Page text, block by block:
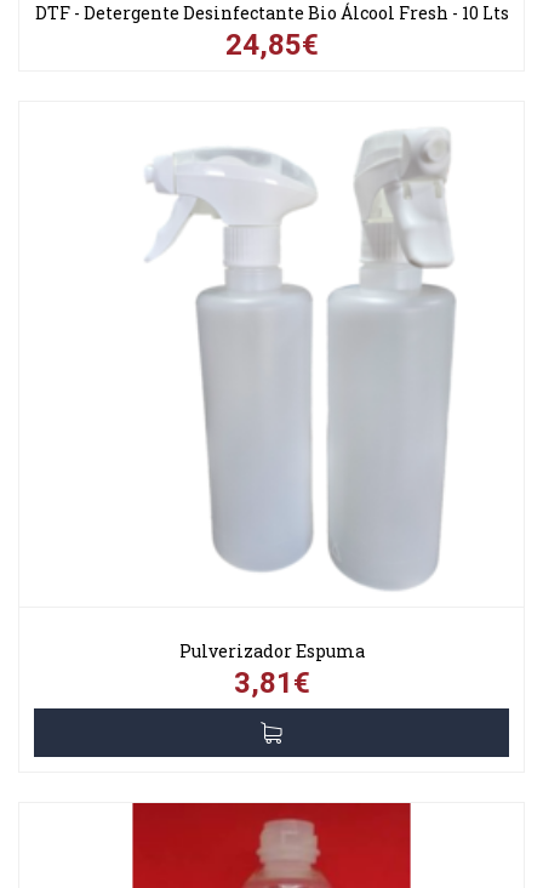
DTF - Detergente Desinfectante Bio Álcool Fresh - 10 Lts
24,85€
Pulverizador Espuma
3,81€